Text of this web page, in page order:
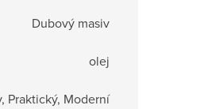
Dubový masiv
olej
Praktický, Moderní